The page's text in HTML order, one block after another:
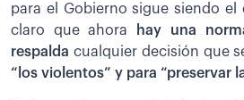
para el Gobierno sigue siendo
claro que ahora
hay una
respalda cualquier decisión que
“los violentos” y para “preservar